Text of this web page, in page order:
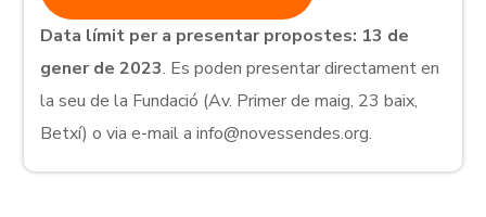
Data límit per a presentar propostes: 13 de
gener de 2023. Es poden presentar directament en
la seu de la Fundació (Av. Primer de maig, 23 baix,
Betxí) o via e-mail a info@novessendes.org.